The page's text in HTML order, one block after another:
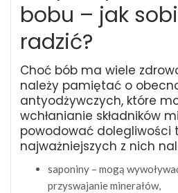
bobu – jak
radzić?
Choć bób ma wiele
należy pamiętać o
antyodżywczych, które
wchłanianie składników
powodować dolegliwości
najważniejszych z nich
saponiny – mogą
przyswajanie minerałów,